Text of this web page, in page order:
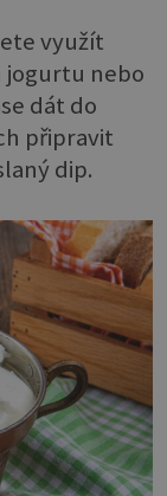
využít
jogurtu nebo
dát do
připravit
dip.